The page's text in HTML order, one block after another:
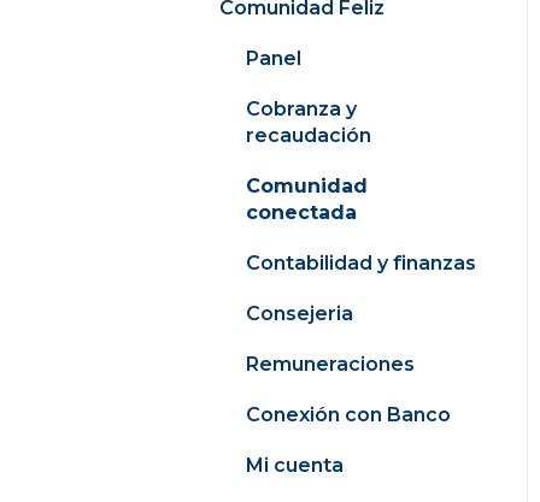
Comunidad Feliz
Panel
Cobranza y
recaudación
Comunidad
conectada
Contabilidad y finanzas
Consejeria
Remuneraciones
Conexión con Banco
Mi cuenta